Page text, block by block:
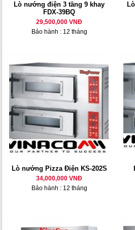
Lò nướng điện 3 tầng 9 khay
FDX-39BQ
29,500,000 VNĐ
Bảo hành : 12 tháng
Lò nướng Pizza Điện KS-202S
34,000,000 VNĐ
Bảo hành : 12 tháng